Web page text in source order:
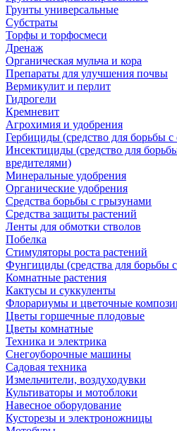
Грунты универсальные
Субстраты
Торфы и торфосмеси
Дренаж
Органическая мульча и кора
Препараты для улучшения почвы
Вермикулит и перлит
Гидрогели
Кремневит
Агрохимия и удобрения
Гербициды (средство для борьбы
Инсектициды (средство для
вредителями)
Минеральные удобрения
Органические удобрения
Средства борьбы с грызунами
Средства защиты растений
Ленты для обмотки стволов
Побелка
Стимуляторы роста растений
Фунгициды (средства для борьбы
Комнатные растения
Кактусы и суккуленты
Флорариумы и цветочные
Цветы горшечные плодовые
Цветы комнатные
Техника и электрика
Снегоуборочные машины
Садовая техника
Измельчители, воздуходувки
Культиваторы и мотоблоки
Навесное оборудование
Кусторезы и электроножницы